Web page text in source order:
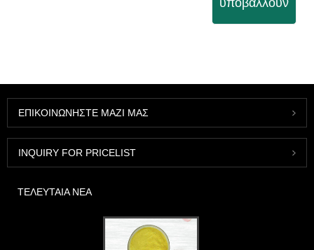
υποβάλλουν
ΕΠΙΚΟΙΝΩΝΉΣΤΕ ΜΑΖΊ ΜΑΣ
INQUIRY FOR PRICELIST
ΤΕΛΕΥΤΑΊΑ ΝΈΑ